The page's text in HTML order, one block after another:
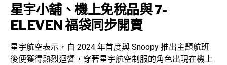
星宇小舖、機上免稅品與 7-
ELEVEN 福袋同步開賣
星宇航空表示，自 2024 年首度與 Snoopy 推出主題航班
後便獲得熱烈迴響，穿著星宇航空制服的角色出現在機上